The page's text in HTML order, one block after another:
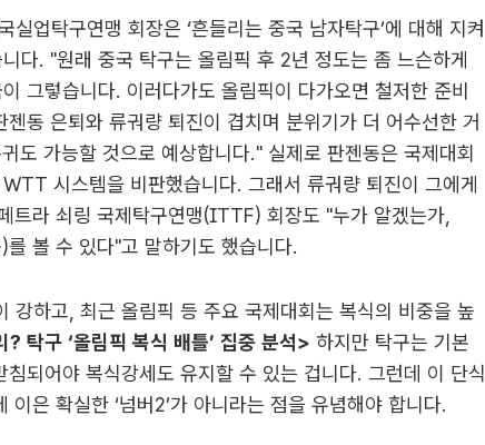
업탁구연맹 회장은 ‘흔들리는 중국 남자탁구’에 대해 지켜
다. "원래 중국 탁구는 올림픽 후 2년 정도는 좀 느슨하게
그렇습니다. 이러다가도 올림픽이 다가오면 철저한 준비
동 은퇴와 류궈량 퇴진이 겹치며 분위기가 더 어수선한 거
도 가능할 것으로 예상합니다." 실제로 판젠동은 국제대회
시스템을 비판했습니다. 그래서 류궈량 퇴진이 그에게
트라 쇠링 국제탁구연맹(ITTF) 회장도 "누가 알겠는가,
볼 수 있다"고 말하기도 했습니다.
강하고, 최근 올림픽 등 주요 국제대회는 복식의 비중을 높
? 탁구 ‘올림픽 복식 배틀’ 집중 분석> 하지만 탁구는 기본
되어야 복식강세도 유지할 수 있는 겁니다. 그런데 이 단식
은 확실한 ‘넘버2’가 아니라는 점을 유념해야 합니다.